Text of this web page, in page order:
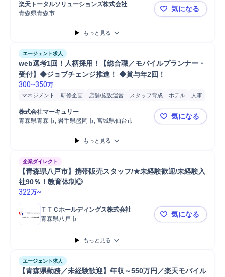
楽天トータルソリューションズ株式会社
青森県青森市
【青森県勤
気になる
もっと見る
エージェント求人
web選考1回！人柄採用！【総合職／モバイルプランナー・
受付】◆ジョブチェンジ推進！ ◆賞与年2回！
300~350万
マネジメント 研修企画 店舗/施設運営 スタッフ育成 ホテル
人事
店舗運営
株式会社マーキュリー
青森県青森市, 岩手県盛岡市, 宮城県仙台市
web選考1
気になる
もっと見る
企業ダイレクト
【青森県八戸市】携帯販売スタッフ/★未経験歓迎/未経験入
社90％！教育体制◎
322万~
ＴＴＣホールディングス株式会社
青森県八戸市
【青森県八
気になる
もっと見る
エージェント求人
【青森県勤務／未経験歓迎】年収～550万円／楽天モバイル